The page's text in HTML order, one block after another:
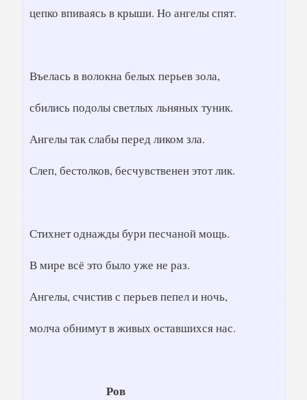
цепко впиваясь в крыши. Но ангелы спят.
Въелась в волокна белых перьев зола,
сбились подолы светлых льняных туник.
Ангелы так слабы перед ликом зла.
Слеп, бестолков, бесчувственен этот лик.
Стихнет однажды бури песчаной мощь.
В мире всё это было уже не раз.
Ангелы, счистив с перьев пепел и ночь,
молча обнимут в живых оставшихся нас.
Ров